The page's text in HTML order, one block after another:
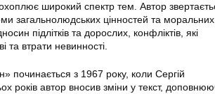
широкий спектр тем. Автор
загальнолюдських цінностей та моральних
підлітків та дорослих, конфліктів, які
втрати невинності.
починається з 1967 року, коли Сергій
років автор вносив зміни у текст,